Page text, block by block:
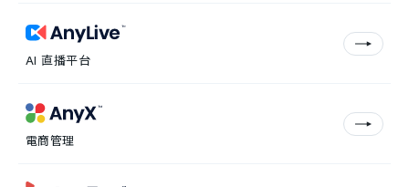
AI 直播平台
電商管理